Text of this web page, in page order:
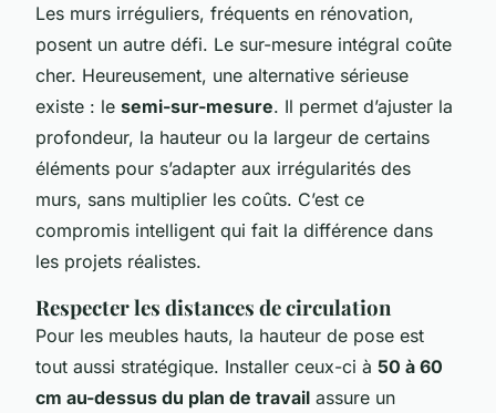
Les murs irréguliers, fréquents en rénovation,
posent un autre défi. Le sur-mesure intégral coûte
cher. Heureusement, une alternative sérieuse
existe : le semi-sur-mesure. Il permet d’ajuster la
profondeur, la hauteur ou la largeur de certains
éléments pour s’adapter aux irrégularités des
murs, sans multiplier les coûts. C’est ce
compromis intelligent qui fait la différence dans
les projets réalistes.
Respecter les distances de circulation
Pour les meubles hauts, la hauteur de pose est
tout aussi stratégique. Installer ceux-ci à 50 à 60
cm au-dessus du plan de travail assure un